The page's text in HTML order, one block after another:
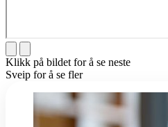
Klikk på bildet for å se neste
Sveip for å se fler